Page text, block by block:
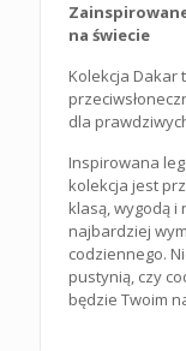
na świecie
Kolekcja Dakar
dla
Inspirowana
kolekcja jest
klasą, wygodą i
najbardziej
codziennego.
pustynią, czy
będzie Twoim